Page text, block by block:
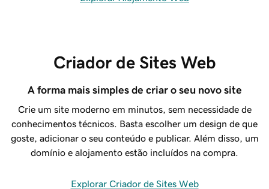
Criador de Sites Web
A forma mais simples de criar o seu novo site
Crie um site moderno em minutos, sem necessidade de
conhecimentos técnicos. Basta escolher um design de que
goste, adicionar o seu conteúdo e publicar. Além disso, um
domínio e alojamento estão incluídos na compra.
Explorar Criador de Sites Web